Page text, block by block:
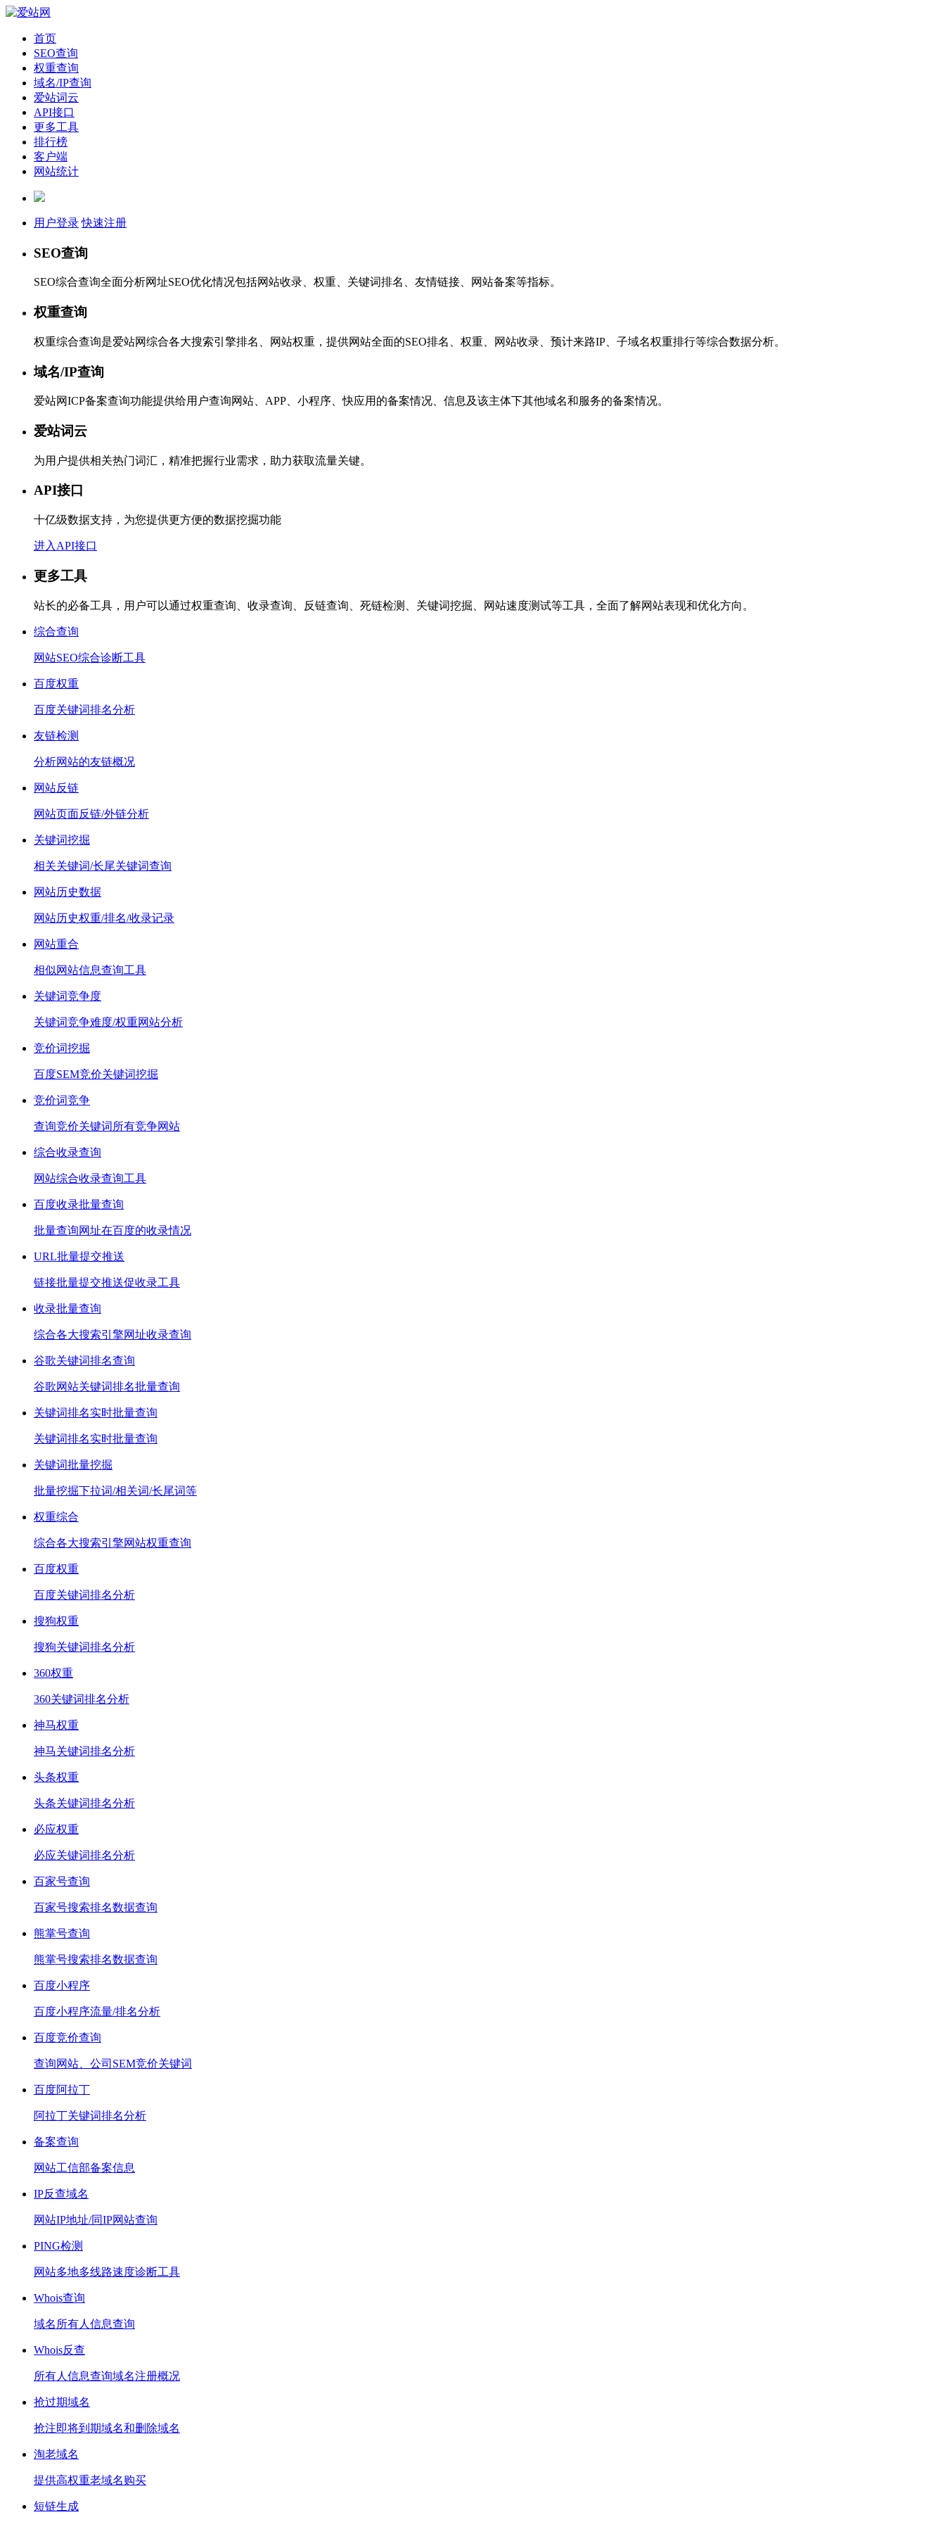
首页
SEO查询
权重查询
域名/IP查询
爱站词云
API接口
更多工具
排行榜
客户端
网站统计
用户登录 快速注册
SEO查询
SEO综合查询全面分析网址SEO优化情况包括网站收录、权重、关键词排名、友情链接、网站备案等指标。
权重查询
权重综合查询是爱站网综合各大搜索引擎排名、网站权重，提供网站全面的SEO排名、权重、网站收录、预计来路IP、子域名权重排行等综合数据分析。
域名/IP查询
爱站网ICP备案查询功能提供给用户查询网站、APP、小程序、快应用的备案情况、信息及该主体下其他域名和服务的备案情况。
爱站词云
为用户提供相关热门词汇，精准把握行业需求，助力获取流量关键。
API接口
十亿级数据支持，为您提供更方便的数据挖掘功能
进入API接口
更多工具
站长的必备工具，用户可以通过权重查询、收录查询、反链查询、死链检测、关键词挖掘、网站速度测试等工具，全面了解网站表现和优化方向。
综合查询
网站SEO综合诊断工具
百度权重
百度关键词排名分析
友链检测
分析网站的友链概况
网站反链
网站页面反链/外链分析
关键词挖掘
相关关键词/长尾关键词查询
网站历史数据
网站历史权重/排名/收录记录
网站重合
相似网站信息查询工具
关键词竞争度
关键词竞争难度/权重网站分析
竞价词挖掘
百度SEM竞价关键词挖掘
竞价词竞争
查询竞价关键词所有竞争网站
综合收录查询
网站综合收录查询工具
百度收录批量查询
批量查询网址在百度的收录情况
URL批量提交推送
链接批量提交推送促收录工具
收录批量查询
综合各大搜索引擎网址收录查询
谷歌关键词排名查询
谷歌网站关键词排名批量查询
关键词排名实时批量查询
关键词排名实时批量查询
关键词批量挖掘
批量挖掘下拉词/相关词/长尾词等
权重综合
综合各大搜索引擎网站权重查询
百度权重
百度关键词排名分析
搜狗权重
搜狗关键词排名分析
360权重
360关键词排名分析
神马权重
神马关键词排名分析
头条权重
头条关键词排名分析
必应权重
必应关键词排名分析
百家号查询
百家号搜索排名数据查询
熊掌号查询
熊掌号搜索排名数据查询
百度小程序
百度小程序流量/排名分析
百度竞价查询
查询网站、公司SEM竞价关键词
百度阿拉丁
阿拉丁关键词排名分析
备案查询
网站工信部备案信息
IP反查域名
网站IP地址/同IP网站查询
PING检测
网站多地多线路速度诊断工具
Whois查询
域名所有人信息查询
Whois反查
所有人信息查询域名注册概况
抢过期域名
抢注即将到期域名和删除域名
淘老域名
提供高权重老域名购买
短链生成